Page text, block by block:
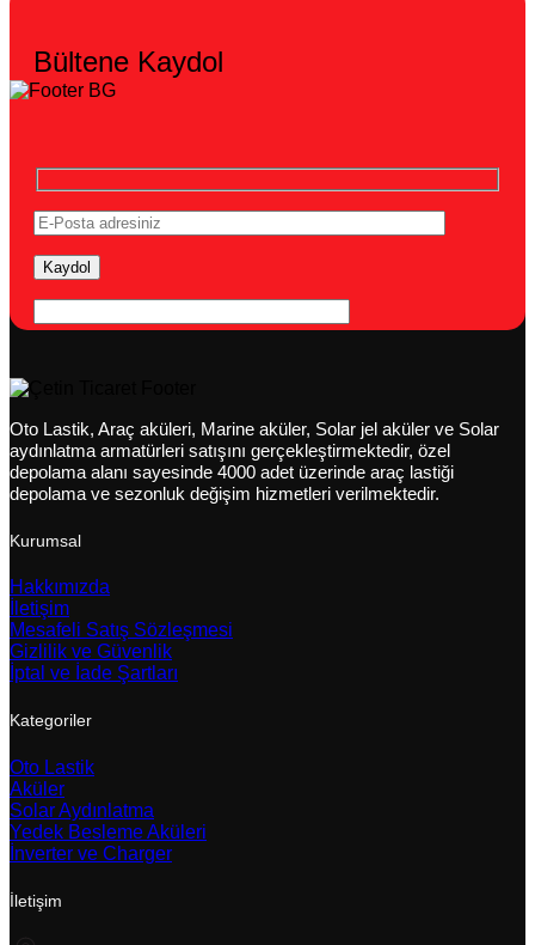
Bültene Kaydol
Oto Lastik, Araç aküleri, Marine aküler, Solar jel aküler ve Solar
aydınlatma armatürleri satışını gerçekleştirmektedir, özel
depolama alanı sayesinde 4000 adet üzerinde araç lastiği
depolama ve sezonluk değişim hizmetleri verilmektedir.
Kurumsal
Hakkımızda
İletişim
Mesafeli Satış Sözleşmesi
Gizlilik ve Güvenlik
İptal ve İade Şartları
Kategoriler
Oto Lastik
Aküler
Solar Aydınlatma
Yedek Besleme Aküleri
İnverter ve Charger
İletişim